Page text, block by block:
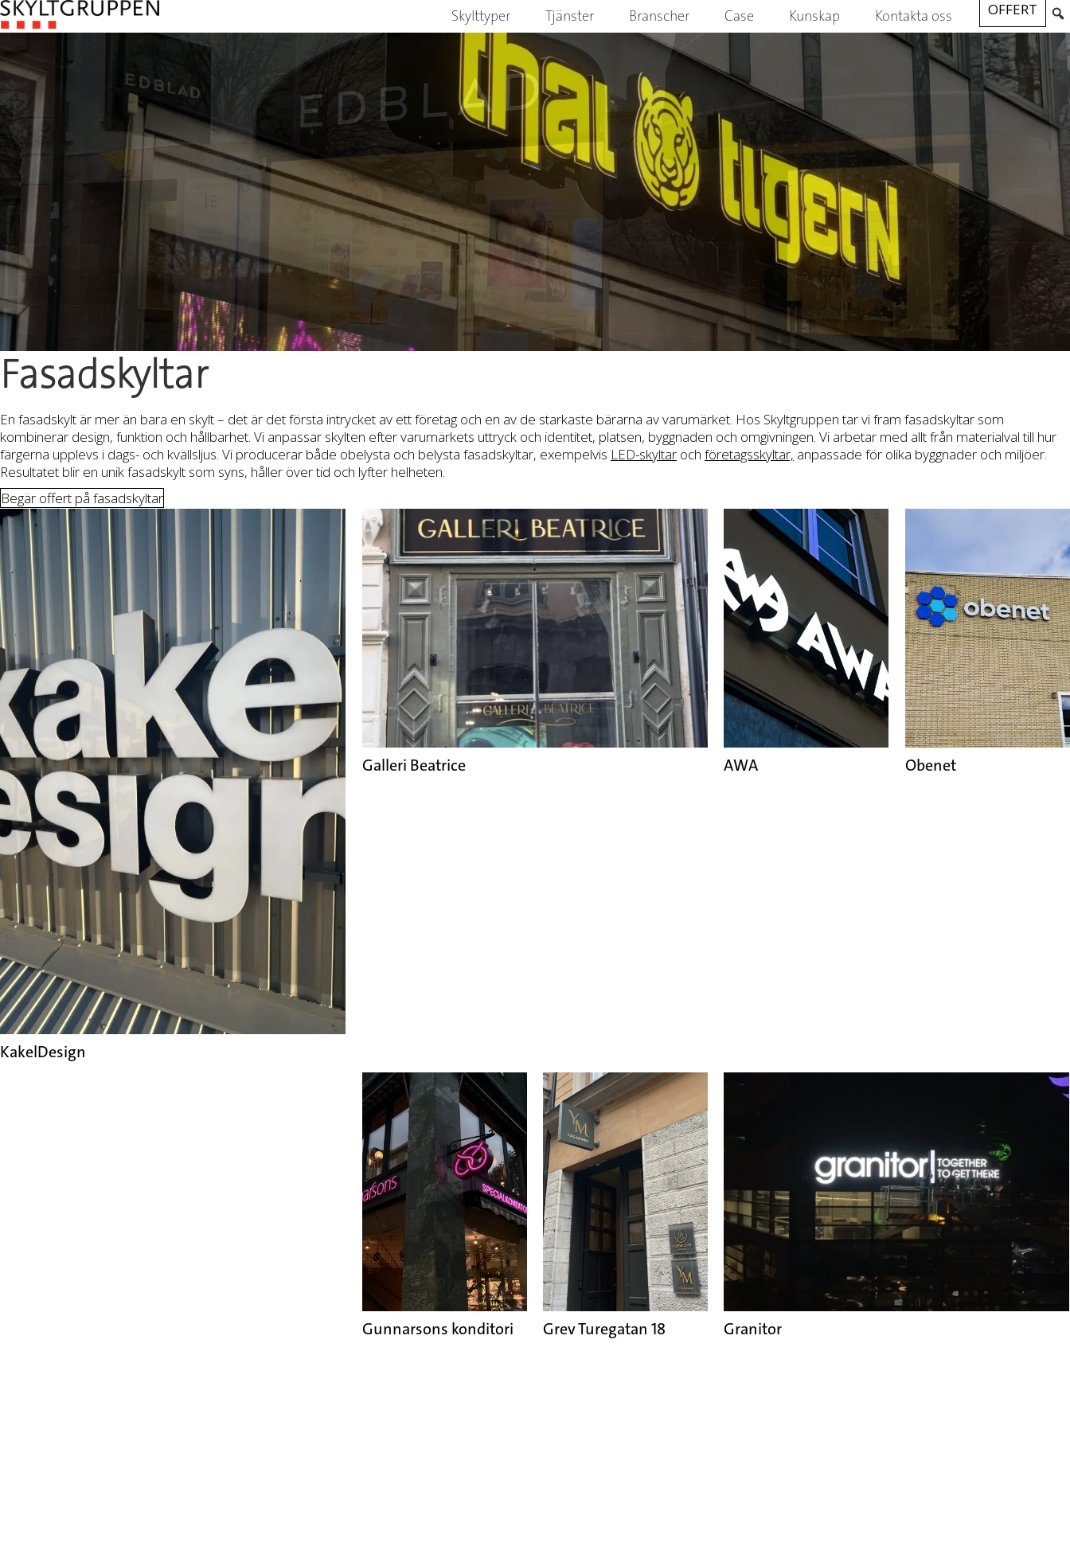
Skylttyper Tjänster Branscher Case Kunskap Kontakta oss OFFERT
Fasadskyltar
En fasadskylt är mer än bara en skylt – det är det första intrycket av ett företag och en av de starkaste bärarna av varumärket. Hos Skyltgruppen tar vi fram fasadskyltar som
kombinerar design, funktion och hållbarhet. Vi anpassar skylten efter varumärkets uttryck och identitet, platsen, byggnaden och omgivningen. Vi arbetar med allt från materialval till hur
färgerna upplevs i dags- och kvällsljus. Vi producerar både obelysta och belysta fasadskyltar, exempelvis LED-skyltar och företagsskyltar, anpassade för olika byggnader och miljöer.
Resultatet blir en unik fasadskylt som syns, håller över tid och lyfter helheten.
Begär offert på fasadskyltar
KakelDesign
Galleri Beatrice
Gunnarsons konditori Grev Turegatan 18
AWA Obenet
Granitor